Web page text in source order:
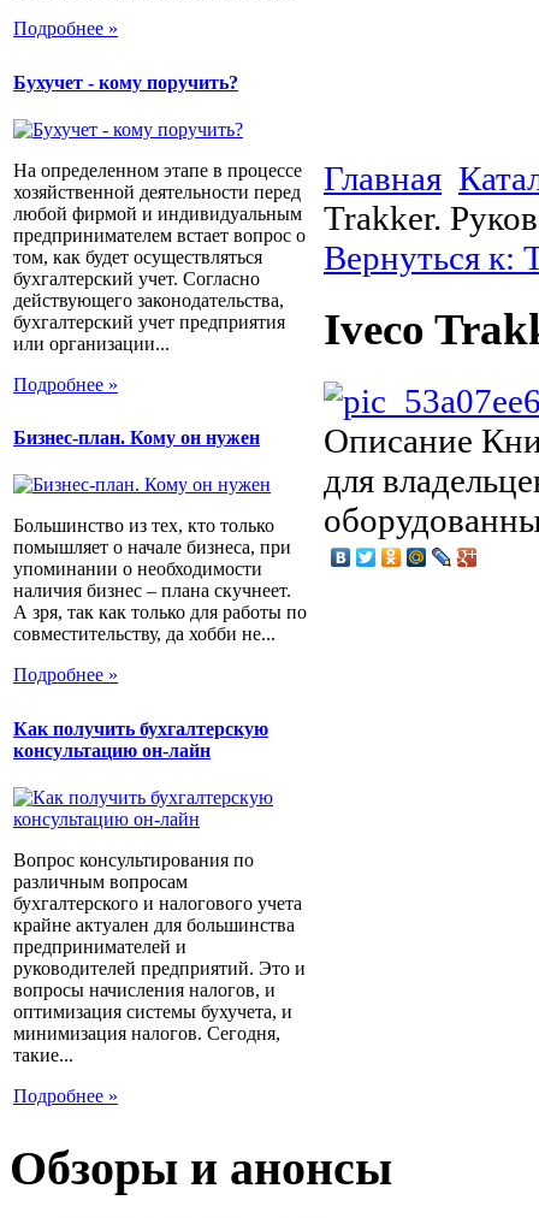
Подробнее »
Бухучет - кому поручить?
На определенном этапе в процессе
хозяйственной деятельности перед
любой фирмой и индивидуальным
предпринимателем встает вопрос о
том, как будет осуществляться
бухгалтерский учет. Согласно
действующего законодательства,
бухгалтерский учет предприятия
или организации...
Подробнее »
Бизнес-план. Кому он нужен
Большинство из тех, кто только
помышляет о начале бизнеса, при
упоминании о необходимости
наличия бизнес – плана скучнеет.
А зря, так как только для работы по
совместительству, да хобби не...
Подробнее »
Как получить бухгалтерскую
консультацию он-лайн
Вопрос консультирования по
различным вопросам
бухгалтерского и налогового учета
крайне актуален для большинства
предпринимателей и
руководителей предприятий. Это и
вопросы начисления налогов, и
оптимизация системы бухучета, и
минимизация налогов. Сегодня,
такие...
Подробнее »
Главная
Trakker.
Вернуться к:
Iveco
Описание
для
Обзоры и анонсы